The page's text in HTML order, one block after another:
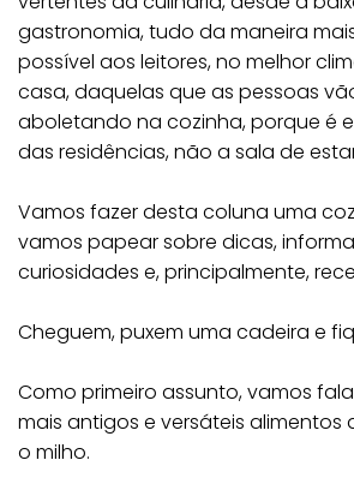
gastronomia, tudo da maneira
possível aos leitores, no melhor
casa, daquelas que as pessoas
aboletando na cozinha, porque é
das residências, não a sala de
Vamos fazer desta coluna uma
vamos papear sobre dicas,
curiosidades e, principalmente,
Cheguem, puxem uma cadeira e
Como primeiro assunto, vamos
mais antigos e versáteis alimentos
o milho.